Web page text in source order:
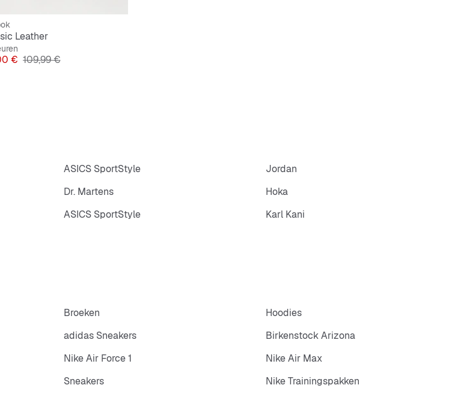
Leather
€ Originele Prijs
109,99 €
ASICS SportStyle
Jordan
Dr. Martens
Hoka
ASICS SportStyle
Karl Kani
Broeken
Hoodies
adidas Sneakers
Birkenstock Arizona
Nike Air Force 1
Nike Air Max
Sneakers Nike Trainingspakken